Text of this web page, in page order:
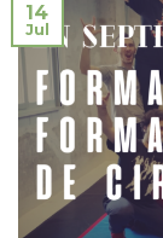
14
Jul